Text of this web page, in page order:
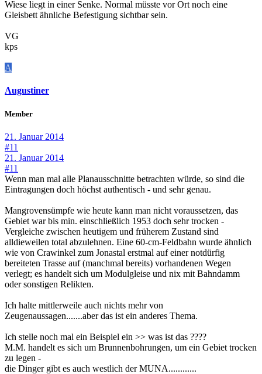
Wiese liegt in einer Senke. Normal müsste vor Ort noch eine
Gleisbett ähnliche Befestigung sichtbar sein.
VG
kps
A
Augustiner
Member
21. Januar 2014
#11
21. Januar 2014
#11
Wenn man mal alle Planausschnitte betrachten würde, so sind die
Eintragungen doch höchst authentisch - und sehr genau.
Mangrovensümpfe wie heute kann man nicht voraussetzen, das
Gebiet war bis min. einschließlich 1953 doch sehr trocken -
Vergleiche zwischen heutigem und früherem Zustand sind
alldieweilen total abzulehnen. Eine 60-cm-Feldbahn wurde ähnlich
wie von Crawinkel zum Jonastal erstmal auf einer notdürfig
bereiteten Trasse auf (manchmal bereits) vorhandenen Wegen
verlegt; es handelt sich um Modulgleise und nix mit Bahndamm
oder sonstigen Relikten.
Ich halte mittlerweile auch nichts mehr von
Zeugenaussagen.......aber das ist ein anderes Thema.
Ich stelle noch mal ein Beispiel ein >> was ist das ????
M.M. handelt es sich um Brunnenbohrungen, um ein Gebiet trocken
zu legen -
die Dinger gibt es auch westlich der MUNA............